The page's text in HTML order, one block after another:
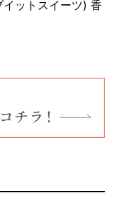
ットスイーツ) 香